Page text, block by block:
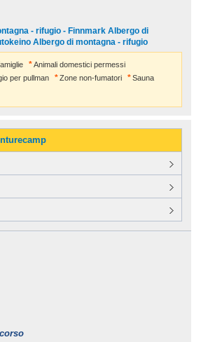
- rifugio - Finnmark Albergo di
Albergo di montagna - rifugio
Animali domestici permessi
per pullman Zone non-fumatori
Sauna